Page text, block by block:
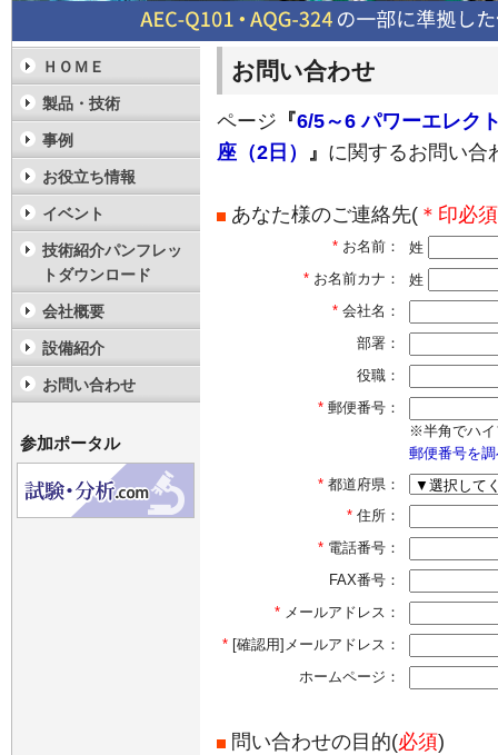
お問い合わせ
ページ 『6/5～6 パワーエレク
座（2日） 』 に関するお問い合
あなた様のご連絡先(＊印必須
* お名前：
姓
* お名前カナ：
姓
* 会社名：
部署：
役職：
* 郵便番号：
※半角でハイ
郵便番号を
* 都道府県：
* 住所：
* 電話番号：
FAX番号：
* メールアドレス：
* [確認用]メールアドレス：
ホームページ：
問い合わせの目的(必須)
ＨＯＭＥ
製品・技術
事例
お役立ち情報
イベント
技術紹介パンフレッ
トダウンロード
会社概要
設備紹介
お問い合わせ
参加ポータル